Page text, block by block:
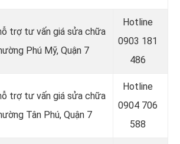
trợ tư vấn giá sửa chữa
Phú Mỹ, Quận 7
Hotline
0903 181
486
trợ tư vấn giá sửa chữa
Tân Phú, Quận 7
Hotline
0904 706
588